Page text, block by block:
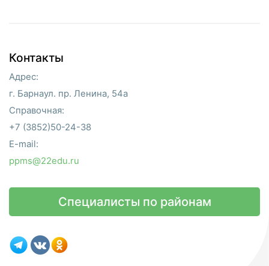
Контакты
Адрес:
г. Барнаул. пр. Ленина, 54а
Справочная:
+7 (3852)50-24-38
E-mail:
ppms@22edu.ru
Специалисты по районам